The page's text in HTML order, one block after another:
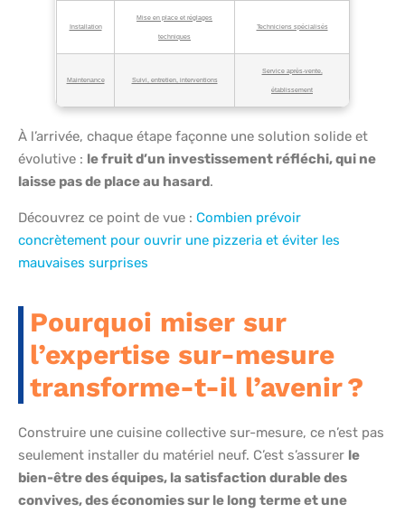
Installation
Mise en place et réglages
techniques
Techniciens spécialisés
Maintenance Suivi, entretien, interventions
Service après-vente,
établissement
À l’arrivée, chaque étape façonne une solution solide et
évolutive : le fruit d’un investissement réfléchi, qui ne
laisse pas de place au hasard.
Découvrez ce point de vue : Combien prévoir
concrètement pour ouvrir une pizzeria et éviter les
mauvaises surprises
Pourquoi miser sur
l’expertise sur-mesure
transforme-t-il l’avenir ?
Construire une cuisine collective sur-mesure, ce n’est pas
seulement installer du matériel neuf. C’est s’assurer le
bien-être des équipes, la satisfaction durable des
convives, des économies sur le long terme et une